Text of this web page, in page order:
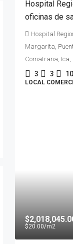
Hospital
oficinas de
Hospital
Margarita,
Comatrana, Ica,
3 3
LOCAL
$20.00/m2